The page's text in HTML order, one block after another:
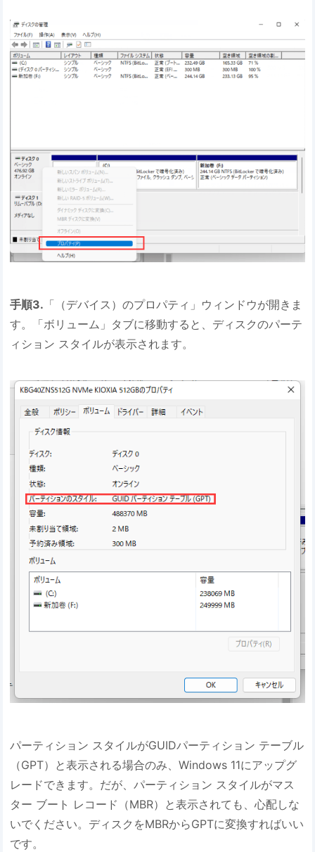
手順3. 「（デバイス）のプロパティ」ウィンドウが開きま
す。「ボリューム」タブに移動すると、ディスクのパーテ
ィション スタイルが表示されます。
パーティション スタイルがGUIDパーティション テーブル
（GPT）と表示される場合のみ、Windows 11にアップグ
レードできます。だが、パーティション スタイルがマス
ター ブート レコード（MBR）と表示されても、心配しな
いでください。ディスクをMBRからGPTに変換すればいい
です。